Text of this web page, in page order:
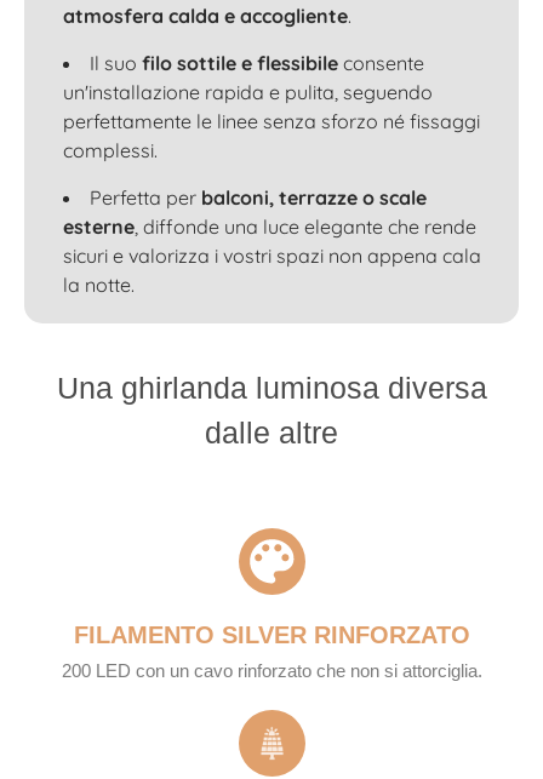
atmosfera calda e accogliente.
Il suo filo sottile e flessibile consente
un'installazione rapida e pulita, seguendo
perfettamente le linee senza sforzo né fissaggi
complessi.
Perfetta per balconi, terrazze o scale
esterne, diffonde una luce elegante che rende
sicuri e valorizza i vostri spazi non appena cala
la notte.
Una ghirlanda luminosa diversa
dalle altre
FILAMENTO SILVER RINFORZATO
200 LED con un cavo rinforzato che non si attorciglia.